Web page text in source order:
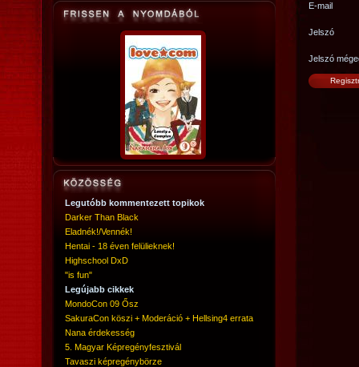
Legutóbb kommentezett topikok
Darker Than Black
Eladnék!/Vennék!
Hentai - 18 éven felülieknek!
Highschool DxD
"is fun"
Legújabb cikkek
MondoCon 09 Ősz
SakuraCon köszi + Moderáció + Hellsing4 errata
Nana érdekesség
5. Magyar Képregényfesztivál
Tavaszi képregénybörze
E-mail
Jelszó
Jelszó